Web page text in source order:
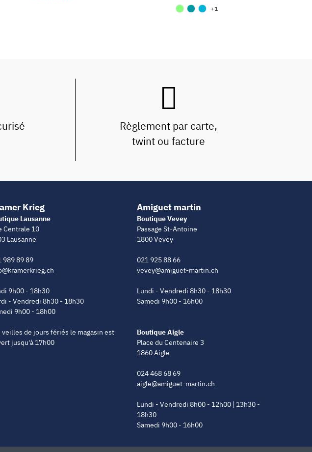
+1
Règlement par carte,
twint ou facture
Krieg
Lausanne
Centrale 10
Lausanne
989 89 89
9h00 - 18h30
- Vendredi 8h30 - 18h30
9h00 - 18h00
veilles de jours fériés le magasin est
jusqu'à 17h00
Amiguet martin
Boutique Vevey
Passage St-Antoine
1800 Vevey
021 925 88 66
vevey@amiguet-martin.ch
Lundi - Vendredi 8h30 - 18h30
Samedi 9h00 - 16h00
Boutique Aigle
Place du Centenaire 3
1860 Aigle
024 468 68 69
aigle@amiguet-martin.ch
Lundi - Vendredi 8h00 - 12h00 | 13h30 -
18h30
Samedi 9h00 - 16h00